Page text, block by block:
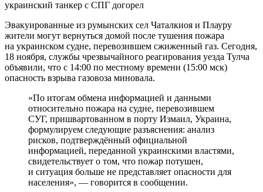
Эвакуированные из румынских сел Чаталкиоя и Плауру
жители могут вернуться домой после тушения пожара
на украинском судне, перевозившем сжиженный газ. Сегодня,
18 ноября, службы чрезвычайного реагирования уезда Тулча
объявили, что с 14:00 по местному времени (15:00 мск)
опасность взрыва газовоза миновала.
«По итогам обмена информацией и данными
относительно пожара на судне, перевозившем
СУГ, пришвартованном в порту Измаил, Украина,
формулируем следующие разъяснения: анализ
рисков, подтверждённый официальной
информацией, переданной украинскими властями,
свидетельствует о том, что пожар потушен,
и ситуация больше не представляет опасности для
населения», — говорится в сообщении.